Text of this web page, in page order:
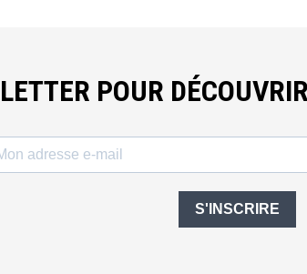
POUR
S'INSCRIRE